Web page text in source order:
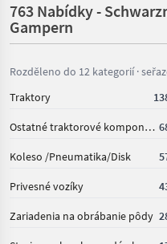
763 Nabídky -
Gampern
Rozděleno do 12 kategorií ·
Traktory
Ostatné traktorové komponenty
Koleso /Pneumatika/Disk
Privesné vozíky
Zariadenia na obrábanie pôdy